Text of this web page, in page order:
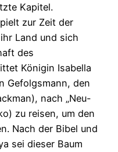
Kapitel.
zur Zeit der
Land und sich
des
Königin Isabella
Gefolgsmann, den
nach „Neu-
zu reisen, um den
Nach der Bibel und
sei dieser Baum